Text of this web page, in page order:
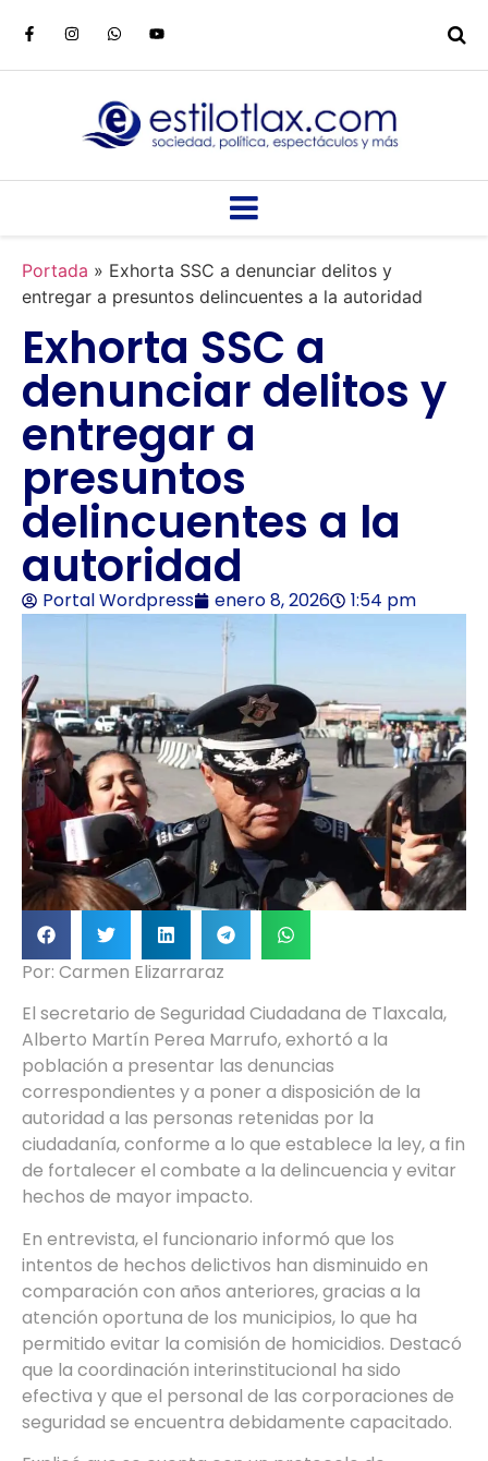
Portada » Exhorta SSC a denunciar delitos y
entregar a presuntos delincuentes a la autoridad
Exhorta SSC a
denunciar delitos y
entregar a
presuntos
delincuentes a la
autoridad
Portal Wordpress enero 8, 2026 1:54 pm
Por: Carmen Elizarraraz
El secretario de Seguridad Ciudadana de Tlaxcala,
Alberto Martín Perea Marrufo, exhortó a la
población a presentar las denuncias
correspondientes y a poner a disposición de la
autoridad a las personas retenidas por la
ciudadanía, conforme a lo que establece la ley, a fin
de fortalecer el combate a la delincuencia y evitar
hechos de mayor impacto.
En entrevista, el funcionario informó que los
intentos de hechos delictivos han disminuido en
comparación con años anteriores, gracias a la
atención oportuna de los municipios, lo que ha
permitido evitar la comisión de homicidios. Destacó
que la coordinación interinstitucional ha sido
efectiva y que el personal de las corporaciones de
seguridad se encuentra debidamente capacitado.